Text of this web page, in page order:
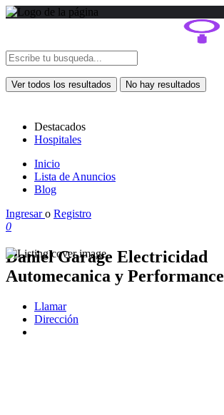
Ver todos los resultados No hay resultados
Destacados
Hospitales
Inicio
Lista de Anuncios
Blog
Ingresaro Registro
0
Daniel Garage Electricidad
Automecanica y Performance
Llamar
Dirección